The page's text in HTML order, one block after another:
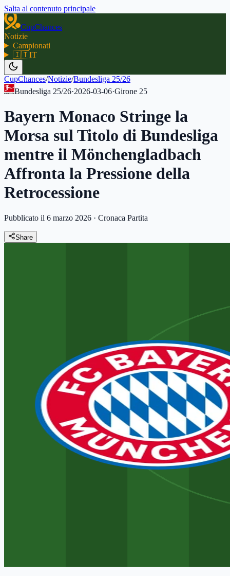
Salta al contenuto principale
CupChances
Notizie
Campionati
🇮🇹IT
CupChances/Notizie/Bundesliga 25/26
Bundesliga 25/26·2026-03-06·Girone 25
Bayern Monaco Stringe la
Morsa sul Titolo di Bundesliga
mentre il Mönchengladbach
Affronta la Pressione della
Retrocessione
Pubblicato il 6 marzo 2026 · Cronaca Partita
Share